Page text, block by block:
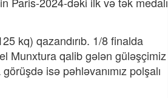
kq) qazandırıb. 1/8 finalda
Munxtura qalib gələn güləşçimiz
isə pəhləvanımız polşalı